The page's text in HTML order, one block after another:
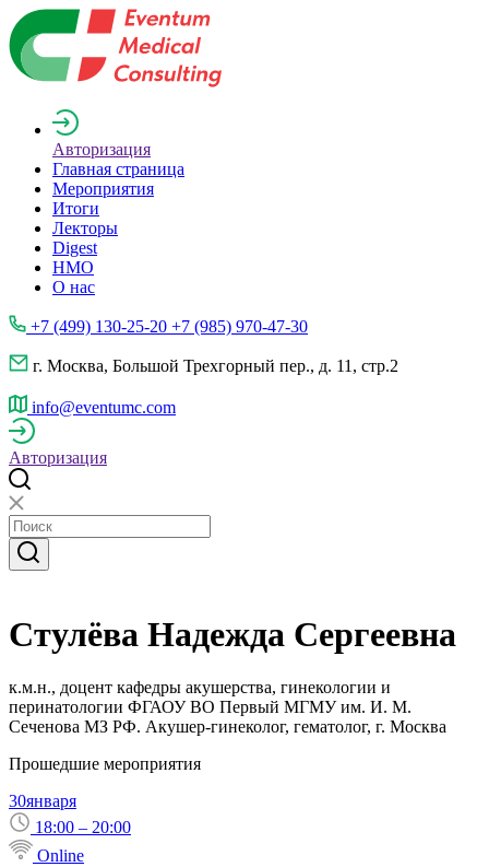
Авторизация
Главная страница
Мероприятия
Итоги
Лекторы
Digest
НМО
О нас
+7 (499) 130-25-20 +7 (985) 970-47-30
г. Москва, Большой Трехгорный пер., д. 11, стр.2
info@eventumc.com
Авторизация
Стулёва Надежда Сергеевна
к.м.н., доцент кафедры акушерства, гинекологии и
перинатологии ФГАОУ ВО Первый МГМУ им. И. М.
Сеченова МЗ РФ. Акушер-гинеколог, гематолог, г. Москва
Прошедшие мероприятия
30января
18:00 – 20:00
Online